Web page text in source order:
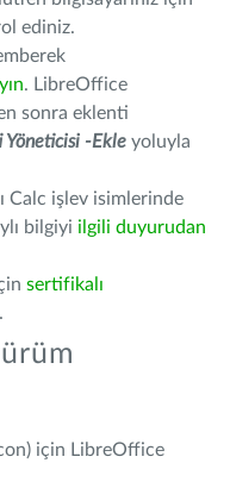
ediniz.
. LibreOffice
sonra eklenti
-Ekle yoluyla
Calc işlev isimlerinde
bilgiyi ilgili duyurudan
sertifikalı
.
için LibreOffice